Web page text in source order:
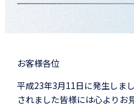
お客様各位
平成23年3月11日に発生しま
されました皆様には心よりお